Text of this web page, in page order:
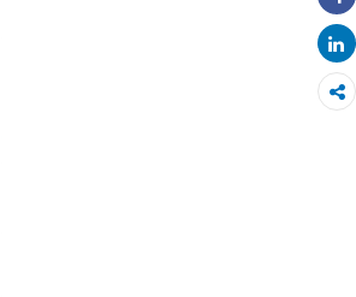
Share
Share